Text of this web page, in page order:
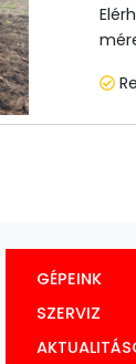
GÉPEINK
SZERVIZ